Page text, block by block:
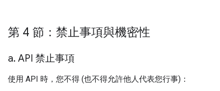
第 4 節：禁止事項與機密性
a. API 禁止事項
使用 API 時，您不得 (也不得允許他人代表您行事)：